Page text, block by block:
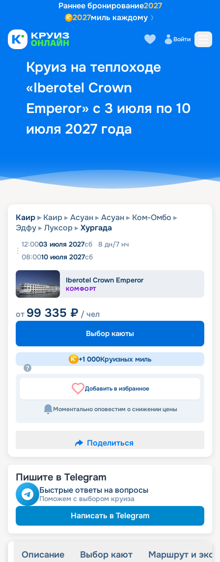
Раннее бронирование2027
2027миль каждому
Войти
Круиз на теплоходе
«Iberotel Crown
Emperor» с 3 июля по 10
июля 2027 года
Выбор кают Маршрут и
Каир Каир Асуан Асуан
Ком-Омбо
Эдфу
Луксор Хургада
12:0003 июля 2027сб 8 дн/7 нч
08:0010 июля 2027сб
Iberotel Crown Emperor
КОМФОРТ
от 99 335 ₽ / чел
Выбор каюты
+1 000Круизных миль
Добавить в избранное
Моментально оповестим о снижении цены
Поделиться
Пишите в Telegram
Быстрые ответы на вопросы
Поможем с выбором круиза
Написать в Telegram
Описание Выбор кают Маршрут и